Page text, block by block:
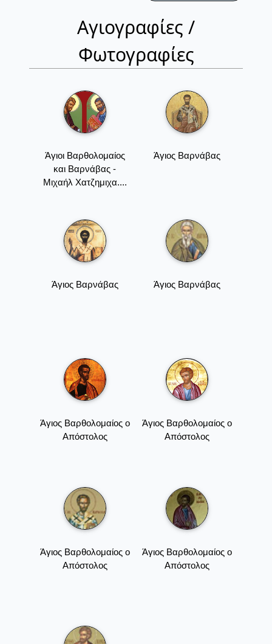
Αγιογραφίες /
Φωτογραφίες
Άγιοι Βαρθολομαίος
και Βαρνάβας -
Μιχαήλ Χατζημιχα....
Άγιος Βαρνάβας
Άγιος Βαρνάβας Άγιος Βαρνάβας
Άγιος Βαρθολομαίος ο
Απόστολος
Άγιος Βαρθολομαίος ο
Απόστολος
Άγιος Βαρθολομαίος ο
Απόστολος
Άγιος Βαρθολομαίος ο
Απόστολος